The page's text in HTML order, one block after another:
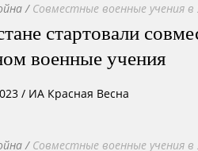
/ Совместные военные учения в
стартовали
военные учения
/ ИА Красная Весна
/ Совместные военные учения в